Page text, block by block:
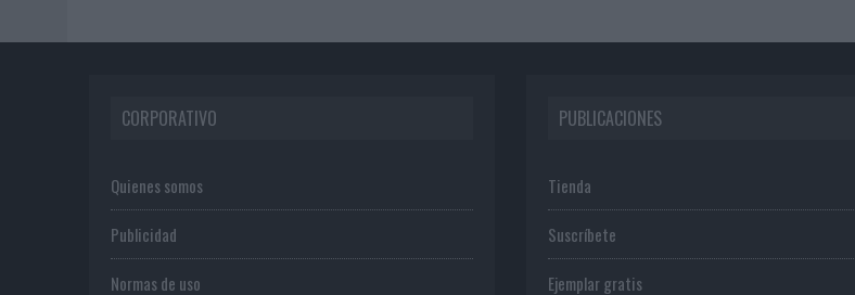
CORPORATIVO
Quienes somos
Publicidad
Normas de uso
PUBLICACIONES
Tienda
Suscríbete
Ejemplar gratis